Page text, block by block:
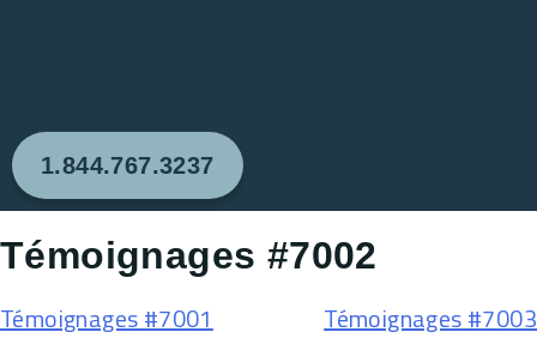
1.844.767.3237
Témoignages #7002
Témoignages #7001 Témoignages #7003